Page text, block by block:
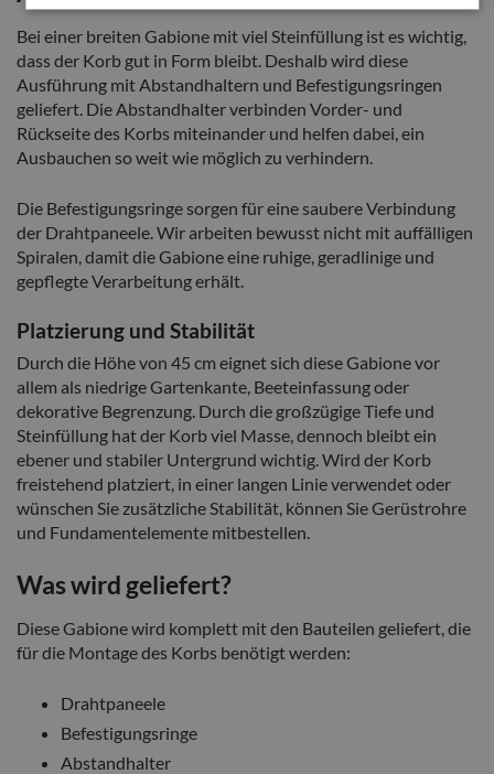
Bei einer breiten Gabione mit viel Steinfüllung ist es wichtig,
dass der Korb gut in Form bleibt. Deshalb wird diese
Ausführung mit Abstandhaltern und Befestigungsringen
geliefert. Die Abstandhalter verbinden Vorder- und
Rückseite des Korbs miteinander und helfen dabei, ein
Ausbauchen so weit wie möglich zu verhindern.
Die Befestigungsringe sorgen für eine saubere Verbindung
der Drahtpaneele. Wir arbeiten bewusst nicht mit auffälligen
Spiralen, damit die Gabione eine ruhige, geradlinige und
gepflegte Verarbeitung erhält.
Platzierung und Stabilität
Durch die Höhe von 45 cm eignet sich diese Gabione vor
allem als niedrige Gartenkante, Beeteinfassung oder
dekorative Begrenzung. Durch die großzügige Tiefe und
Steinfüllung hat der Korb viel Masse, dennoch bleibt ein
ebener und stabiler Untergrund wichtig. Wird der Korb
freistehend platziert, in einer langen Linie verwendet oder
wünschen Sie zusätzliche Stabilität, können Sie Gerüstrohre
und Fundamentelemente mitbestellen.
Was wird geliefert?
Diese Gabione wird komplett mit den Bauteilen geliefert, die
für die Montage des Korbs benötigt werden:
Drahtpaneele
Befestigungsringe
Abstandhalter